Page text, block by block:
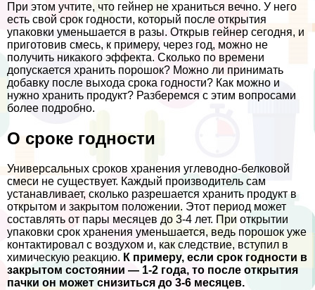
При этом учтите, что гeйнер не храниться вечно. У него
есть свой срок годности, который после открытия
упаковки уменьшается в разы. Открыв гeйнер сегодня, и
приготовив смесь, к примеру, через год, можно не
получить никакого эффекта. Сколько по времени
допускается хранить порошок? Можно ли принимать
добавку после выхода срока годности? Как можно и
нужно хранить продукт? Разберемся с этим вопросами
более подробно.
О сроке годности
Универсальных сроков хранения углеводно-белковой
смеси не существует. Каждый производитель сам
устанавливает, сколько разрешается хранить продукт в
открытом и закрытом положении. Этот период может
составлять от пары месяцев до 3-4 лет. При открытии
упаковки срок хранения уменьшается, ведь порошок уже
контактировал с воздухом и, как следствие, вступил в
химическую реакцию. К примеру, если срок годности в
закрытом состоянии — 1-2 года, то после открытия
пачки он может снизиться до 3-6 месяцев.